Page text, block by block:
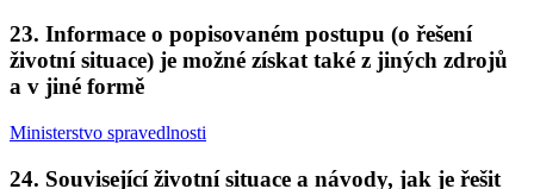
23. Informace o popisovaném postupu (o řešení
životní situace) je možné získat také z jiných zdrojů
a v jiné formě
Ministerstvo spravedlnosti
24. Související životní situace a návody, jak je řešit